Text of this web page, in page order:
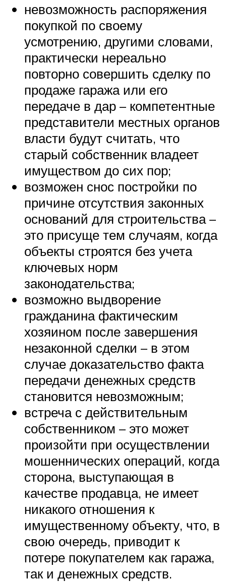
невозможность распоряжения
покупкой по своему
усмотрению, другими словами,
практически нереально
повторно совершить сделку по
продаже гаража или его
передаче в дар – компетентные
представители местных органов
власти будут считать, что
старый собственник владеет
имуществом до сих пор;
возможен снос постройки по
причине отсутствия законных
оснований для строительства –
это присуще тем случаям, когда
объекты строятся без учета
ключевых норм
законодательства;
возможно выдворение
гражданина фактическим
хозяином после завершения
незаконной сделки – в этом
случае доказательство факта
передачи денежных средств
становится невозможным;
встреча с действительным
собственником – это может
произойти при осуществлении
мошеннических операций, когда
сторона, выступающая в
качестве продавца, не имеет
никакого отношения к
имущественному объекту, что, в
свою очередь, приводит к
потере покупателем как гаража,
так и денежных средств.